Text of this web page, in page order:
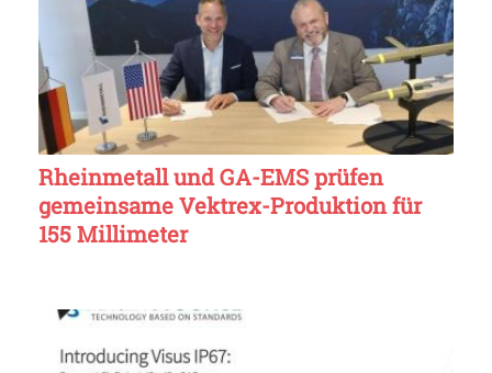
Rheinmetall und GA-EMS prüfen
gemeinsame Vektrex-Produktion für
155 Millimeter